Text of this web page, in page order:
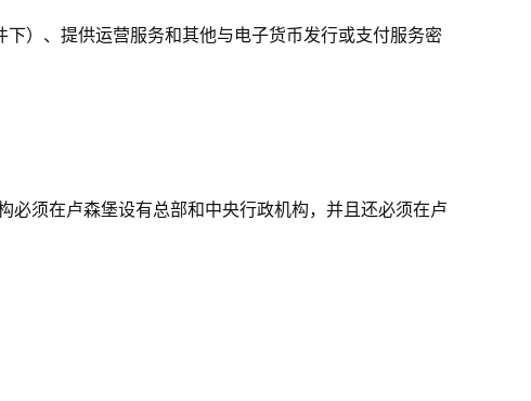
）、提供运营服务和其他与电子货币发行或支付服务密
须在卢森堡设有总部和中央行政机构，并且还必须在卢